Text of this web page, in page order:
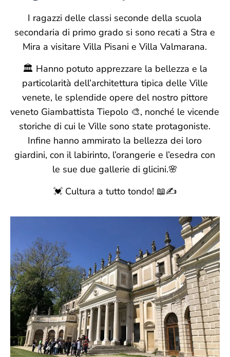
I ragazzi delle classi seconde della scuola
secondaria di primo grado si sono recati a Stra e
Mira a visitare Villa Pisani e Villa Valmarana.
🏛 Hanno potuto apprezzare la bellezza e la
particolarità dell’architettura tipica delle Ville
venete, le splendide opere del nostro pittore
veneto Giambattista Tiepolo 🎨, nonché le vicende
storiche di cui le Ville sono state protagoniste.
Infine hanno ammirato la bellezza dei loro
giardini, con il labirinto, l’orangerie e l’esedra con
le sue due gallerie di glicini.🌸
💓 Cultura a tutto tondo! 📖✍